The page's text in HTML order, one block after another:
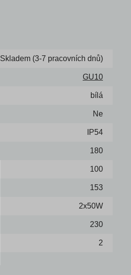
Skladem (3-7 pracovních dnů)
GU10
bílá
Ne
IP54
180
100
153
2x50W
230
2